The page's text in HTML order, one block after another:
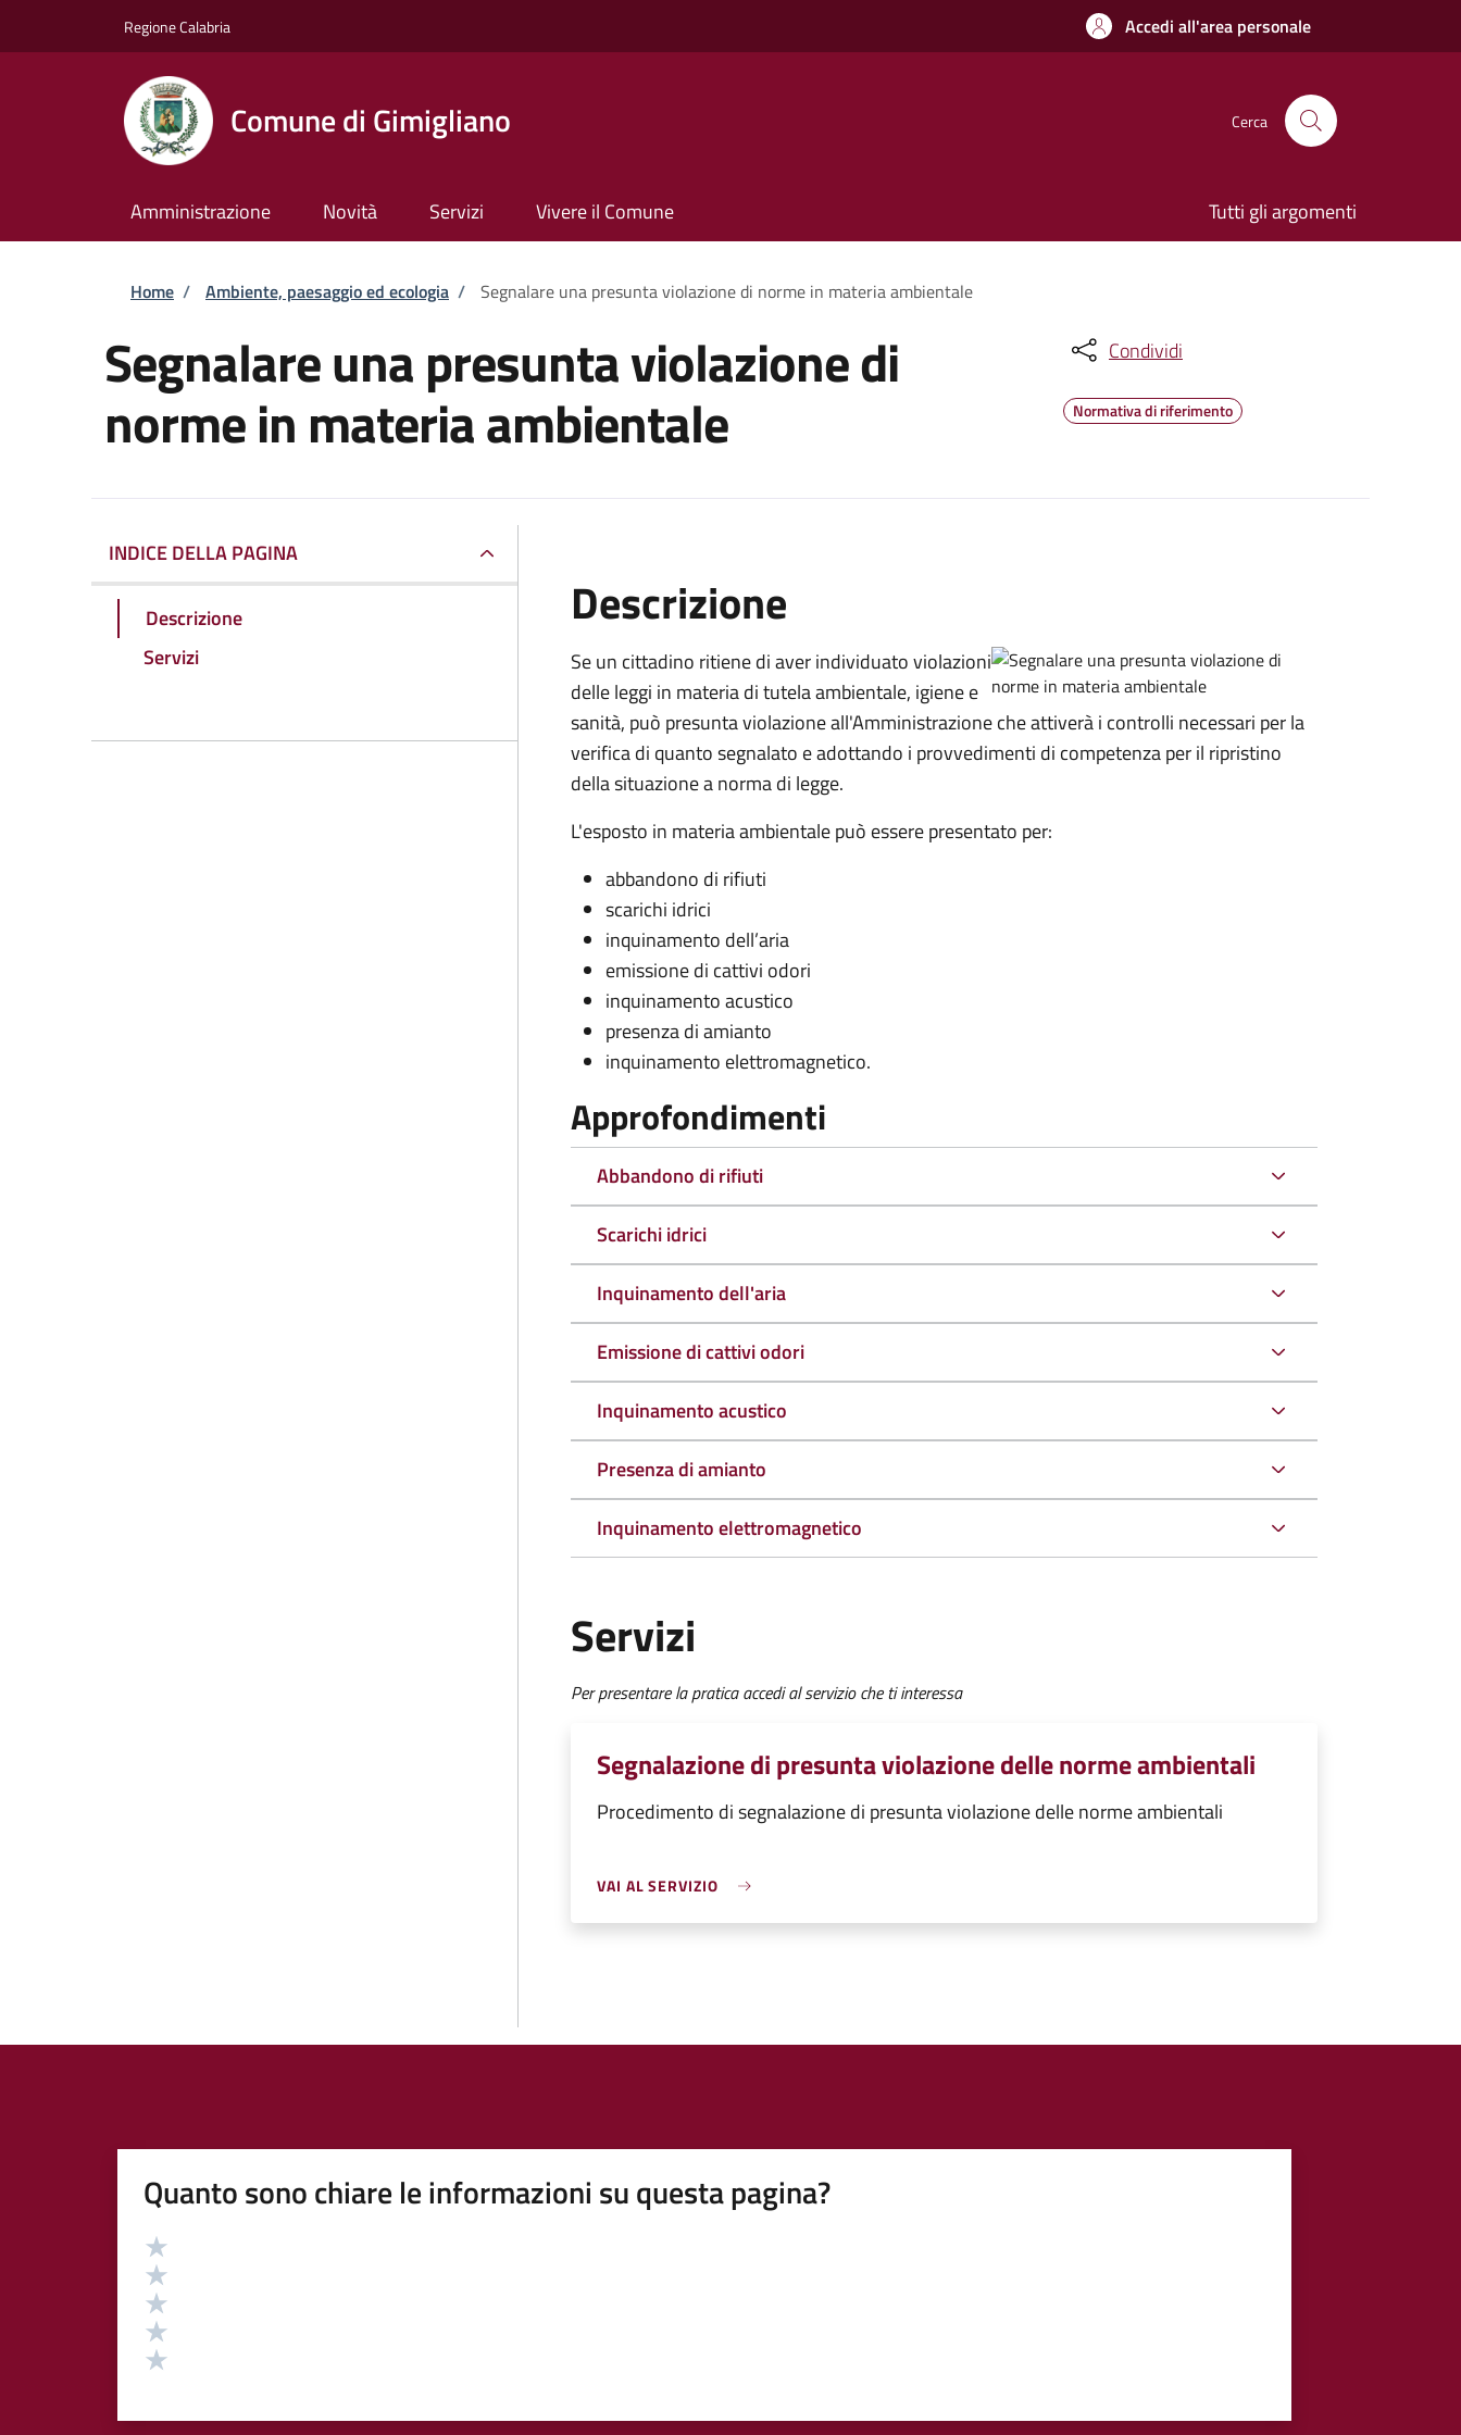
Regione Calabria Accedi all'area personale
Comune di Gimigliano Cerca
Amministrazione Novità Servizi Vivere il Comune Tutti gli argomenti
Briciole di pane
Home / Ambiente, paesaggio ed ecologia / Segnalare una presunta violazione di norme in materia ambientale
Segnalare una presunta violazione di
norme in materia ambientale
Condividi
Normativa di riferimento
INDICE DELLA PAGINA
Descrizione
Servizi
Descrizione
Se un cittadino ritiene di aver individuato violazioni
delle leggi in materia di tutela ambientale, igiene e
sanità, può presunta violazione all'Amministrazione che attiverà i controlli necessari per la
verifica di quanto segnalato e adottando i provvedimenti di competenza per il ripristino
della situazione a norma di legge.
L'esposto in materia ambientale può essere presentato per:
abbandono di rifiuti
scarichi idrici
inquinamento dell’aria
emissione di cattivi odori
inquinamento acustico
presenza di amianto
inquinamento elettromagnetico.
Approfondimenti
Abbandono di rifiuti
Scarichi idrici
Inquinamento dell'aria
Emissione di cattivi odori
Inquinamento acustico
Presenza di amianto
Inquinamento elettromagnetico
Servizi
Per presentare la pratica accedi al servizio che ti interessa
Segnalazione di presunta violazione delle norme ambientali
Procedimento di segnalazione di presunta violazione delle norme ambientali
VAI AL SERVIZIO
Quanto sono chiare le informazioni su questa pagina?
Valutazione